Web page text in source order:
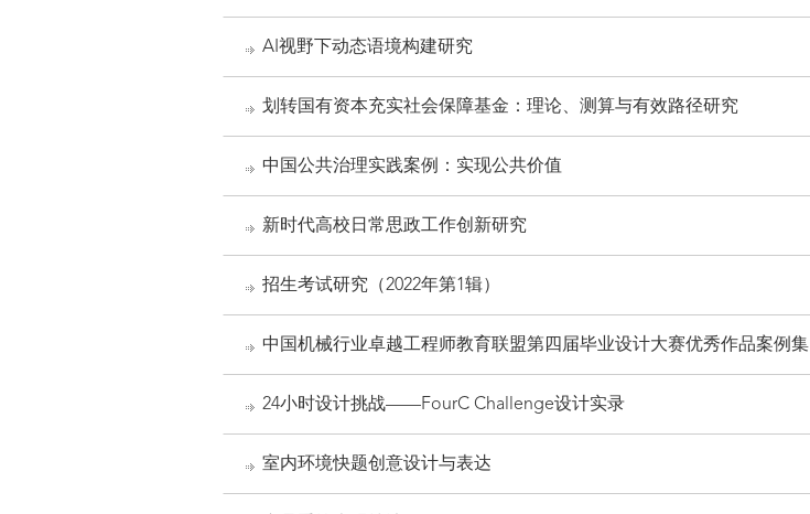
AI视野下动态语境构建研究
划转国有资本充实社会保障基金：理论、测算与有效路径研究
中国公共治理实践案例：实现公共价值
新时代高校日常思政工作创新研究
招生考试研究（2022年第1辑）
中国机械行业卓越工程师教育联盟第四届毕业设计大赛优秀作品案例集
24小时设计挑战——FourC Challenge设计实录
室内环境快题创意设计与表达